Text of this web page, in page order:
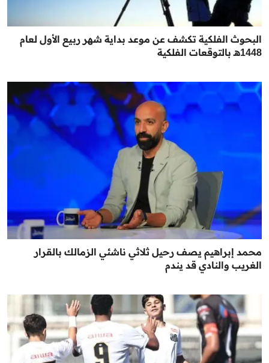
البحوث الفلكية تكشف عن موعد بداية شهر ربيع الأول لعام
1448هـ بالتوقعات الفلكية
محمد إبراهيم يصف رحيل ثلاثي ناشئي الزمالك بالقرار
الغريب والنادي قد يندم